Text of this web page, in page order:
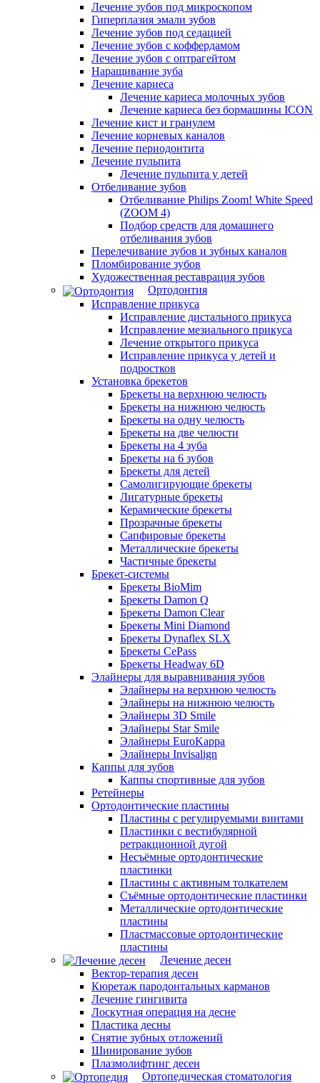
Лечение зубов под микроскопом
Гиперплазия эмали зубов
Лечение зубов под седацией
Лечение зубов с коффердамом
Лечение зубов с оптрагейтом
Наращивание зуба
Лечение кариеса
Лечение кариеса молочных зубов
Лечение кариеса без бормашины ICON
Лечение кист и гранулем
Лечение корневых каналов
Лечение периодонтита
Лечение пульпита
Лечение пульпита у детей
Отбеливание зубов
Отбеливание Philips Zoom! White Speed
(ZOOM 4)
Подбор средств для домашнего
отбеливания зубов
Перелечивание зубов и зубных каналов
Пломбирование зубов
Художественная реставрация зубов
Ортодонтия
Исправление прикуса
Исправление дистального прикуса
Исправление мезиального прикуса
Лечение открытого прикуса
Исправление прикуса у детей и
подростков
Установка брекетов
Брекеты на верхнюю челюсть
Брекеты на нижнюю челюсть
Брекеты на одну челюсть
Брекеты на две челюсти
Брекеты на 4 зуба
Брекеты на 6 зубов
Брекеты для детей
Самолигирующие брекеты
Лигатурные брекеты
Керамические брекеты
Прозрачные брекеты
Сапфировые брекеты
Металлические брекеты
Частичные брекеты
Брекет-системы
Брекеты BioMim
Брекеты Damon Q
Брекеты Damon Clear
Брекеты Mini Diamond
Брекеты Dynaflex SLX
Брекеты CePass
Брекеты Headway 6D
Элайнеры для выравнивания зубов
Элайнеры на верхнюю челюсть
Элайнеры на нижнюю челюсть
Элайнеры 3D Smile
Элайнеры Star Smile
Элайнеры EuroKappa
Элайнеры Invisalign
Каппы для зубов
Каппы спортивные для зубов
Ретейнеры
Ортодонтические пластины
Пластины с регулируемыми винтами
Пластинки с вестибулярной
ретракционной дугой
Несъёмные ортодонтические
пластинки
Пластины с активным толкателем
Съёмные ортодонтические пластинки
Металлические ортодонтические
пластины
Пластмассовые ортодонтические
пластины
Лечение десен
Вектор-терапия десен
Кюретаж пародонтальных карманов
Лечение гингивита
Лоскутная операция на десне
Пластика десны
Снятие зубных отложений
Шинирование зубов
Плазмолифтинг десен
Ортопедическая стоматология